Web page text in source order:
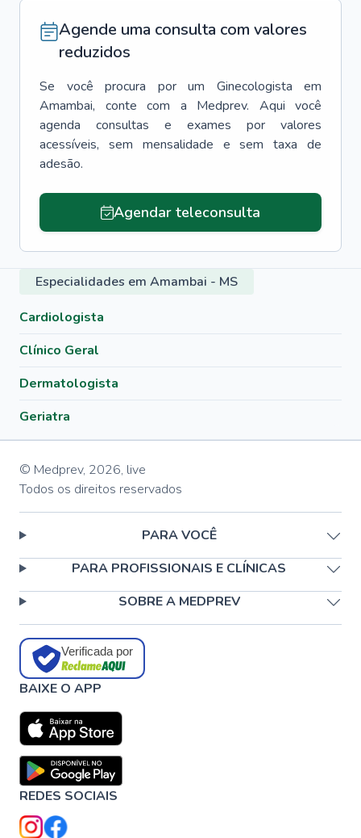
Agende uma consulta com valores
reduzidos
Se você procura por um Ginecologista
em
Amambai, conte com a Medprev. Aqui você
agenda consultas e exames por valores
acessíveis, sem mensalidade e sem taxa de
adesão.
Agendar teleconsulta
Especialidades em Amambai - MS
Cardiologista
Clínico Geral
Dermatologista
Geriatra
© Medprev, 2026, live
Todos os direitos reservados
PARA VOCÊ
PARA PROFISSIONAIS E CLÍNICAS
SOBRE A MEDPREV
Verificada por
BAIXE O APP
REDES SOCIAIS